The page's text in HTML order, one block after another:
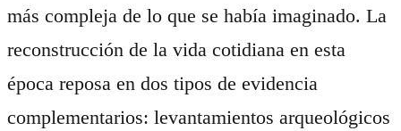
más compleja de lo que se había imaginado. La
reconstrucción de la vida cotidiana en esta
época reposa en dos tipos de evidencia
complementarios: levantamientos arqueológicos